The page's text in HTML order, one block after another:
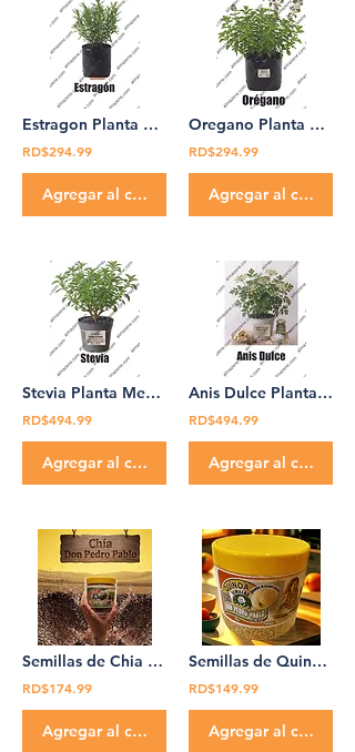
Estragon Planta Medicinal Don Pedro Pablo estragon
RD$294.99
Agregar al carrito
Oregano Planta Medicinal Don Pedro Pablo orégano
RD$294.99
Agregar al carrito
Stevia Planta Medicinal Don Pedro Pablo estevia
RD$494.99
Agregar al carrito
Anis Dulce Planta Medicinal Don Pedro Pablo
RD$494.99
Agregar al carrito
Semillas de Chia 100% Organica 12oz Don Pedro Pablo
RD$174.99
Agregar al carrito
Semillas de Quinoa 100% Organica 12oz Don Pedro Pablo
RD$149.99
Agregar al carrito